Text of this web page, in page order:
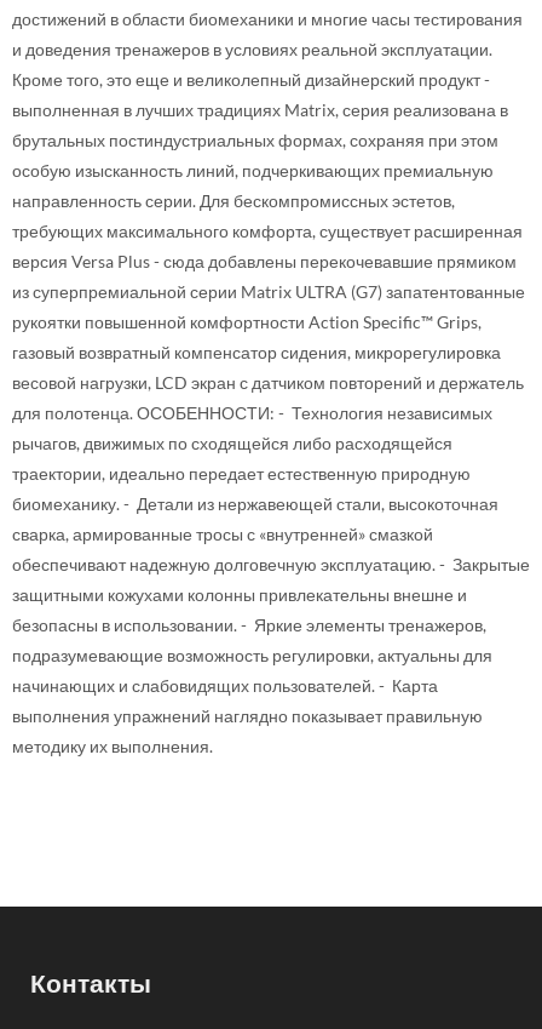
достижений в области биомеханики и многие часы тестирования
и доведения тренажеров в условиях реальной эксплуатации.
Кроме того, это еще и великолепный дизайнерский продукт -
выполненная в лучших традициях Matrix, серия реализована в
брутальных постиндустриальных формах, сохраняя при этом
особую изысканность линий, подчеркивающих премиальную
направленность серии. Для бескомпромиссных эстетов,
требующих максимального комфорта, существует расширенная
версия Versa Plus - сюда добавлены перекочевавшие прямиком
из суперпремиальной серии Matrix ULTRA (G7) запатентованные
рукоятки повышенной комфортности Action Specific™ Grips,
газовый возвратный компенсатор сидения, микрорегулировка
весовой нагрузки, LCD экран с датчиком повторений и держатель
для полотенца. ОСОБЕННОСТИ: - Технология независимых
рычагов, движимых по сходящейся либо расходящейся
траектории, идеально передает естественную природную
биомеханику. - Детали из нержавеющей стали, высокоточная
сварка, армированные тросы с «внутренней» смазкой
обеспечивают надежную долговечную эксплуатацию. - Закрытые
защитными кожухами колонны привлекательны внешне и
безопасны в использовании. - Яркие элементы тренажеров,
подразумевающие возможность регулировки, актуальны для
начинающих и слабовидящих пользователей. - Карта
выполнения упражнений наглядно показывает правильную
методику их выполнения.
Контакты